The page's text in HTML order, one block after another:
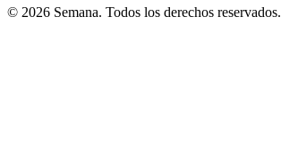
© 2026 Semana. Todos los derechos reservados.